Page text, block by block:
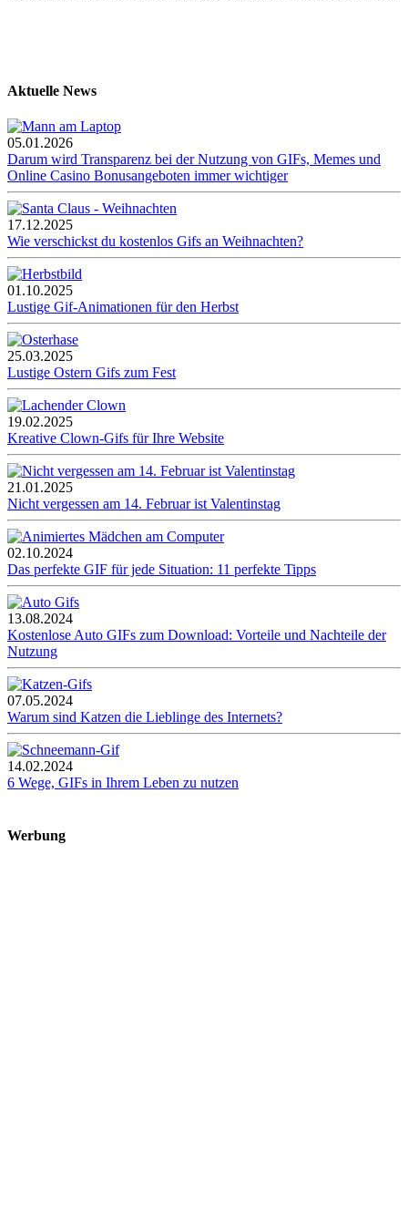
Aktuelle News
05.01.2026
Darum wird Transparenz bei der Nutzung von GIFs, Memes und
Online Casino Bonusangeboten immer wichtiger
17.12.2025
Wie verschickst du kostenlos Gifs an Weihnachten?
01.10.2025
Lustige Gif-Animationen für den Herbst
25.03.2025
Lustige Ostern Gifs zum Fest
19.02.2025
Kreative Clown-Gifs für Ihre Website
21.01.2025
Nicht vergessen am 14. Februar ist Valentinstag
02.10.2024
Das perfekte GIF für jede Situation: 11 perfekte Tipps
13.08.2024
Kostenlose Auto GIFs zum Download: Vorteile und Nachteile der
Nutzung
07.05.2024
Warum sind Katzen die Lieblinge des Internets?
14.02.2024
6 Wege, GIFs in Ihrem Leben zu nutzen
Werbung